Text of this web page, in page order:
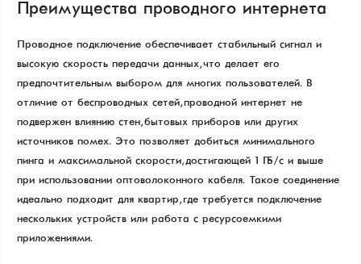
Преимущества проводного интернета
Проводное подключение обеспечивает стабильный сигнал и
высокую скорость передачи данных, что делает его
предпочтительным выбором для многих пользователей. В
отличие от беспроводных сетей, проводной интернет не
подвержен влиянию стен, бытовых приборов или других
источников помех. Это позволяет добиться минимального
пинга и максимальной скорости, достигающей 1 ГБ/с и выше
при использовании оптоволоконного кабеля. Такое соединение
идеально подходит для квартир, где требуется подключение
нескольких устройств или работа с ресурсоемкими
приложениями.